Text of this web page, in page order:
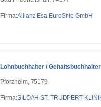
Firma:Allianz Esa EuroShip GmbH
Lohnbuchhalter /
Pforzheim, 75179
Firma:SILOAH ST. TRUDPERT